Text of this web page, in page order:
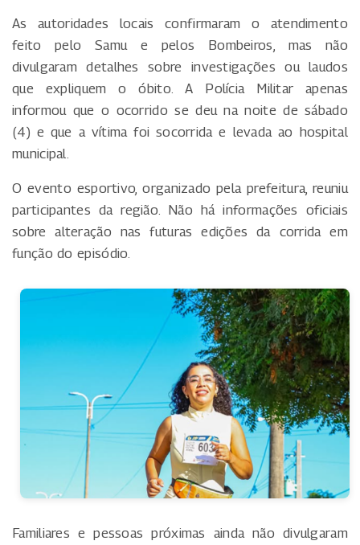
As autoridades locais confirmaram o atendimento
feito pelo Samu e pelos Bombeiros, mas não
divulgaram detalhes sobre investigações ou laudos
que expliquem o óbito. A Polícia Militar apenas
informou que o ocorrido se deu na noite de sábado
(4) e que a vítima foi socorrida e levada ao hospital
municipal.
O evento esportivo, organizado pela prefeitura, reuniu
participantes da região. Não há informações oficiais
sobre alteração nas futuras edições da corrida em
função do episódio.
Familiares e pessoas próximas ainda não divulgaram